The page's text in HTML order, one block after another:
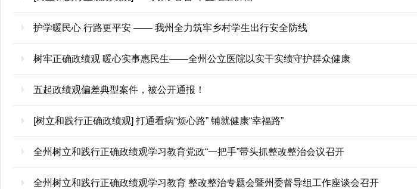
护学暖民心 行路更平安 —— 我州全力筑牢乡村学生出行安全防线
树牢正确政绩观 暖心实事惠民生——全州公立医院以实干实绩守护群众健康
五起政绩观偏差典型案件，被公开通报！
[树立和践行正确政绩观] 打通看病“烦心路” 铺就健康“幸福路”
全州树立和践行正确政绩观学习教育党政“一把手”带头抓整改整治会议召开
全州树立和践行正确政绩观学习教育 整改整治专题会暨州委督导组工作座谈会召开